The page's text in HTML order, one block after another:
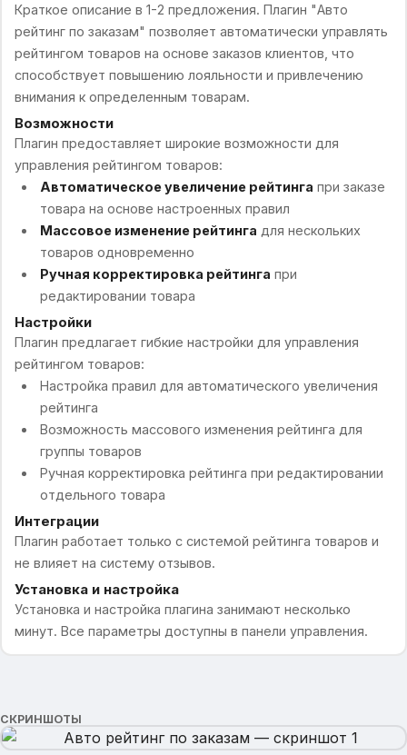
Краткое описание в 1-2 предложения. Плагин "Авто
рейтинг по заказам" позволяет автоматически управлять
рейтингом товаров на основе заказов клиентов, что
способствует повышению лояльности и привлечению
внимания к определенным товарам.
Возможности
Плагин предоставляет широкие возможности для
управления рейтингом товаров:
Автоматическое увеличение рейтинга при заказе
товара на основе настроенных правил
Массовое изменение рейтинга для нескольких
товаров одновременно
Ручная корректировка рейтинга при
редактировании товара
Настройки
Плагин предлагает гибкие настройки для управления
рейтингом товаров:
Настройка правил для автоматического увеличения
рейтинга
Возможность массового изменения рейтинга для
группы товаров
Ручная корректировка рейтинга при редактировании
отдельного товара
Интеграции
Плагин работает только с системой рейтинга товаров и
не влияет на систему отзывов.
Установка и настройка
Установка и настройка плагина занимают несколько
минут. Все параметры доступны в панели управления.
СКРИНШОТЫ